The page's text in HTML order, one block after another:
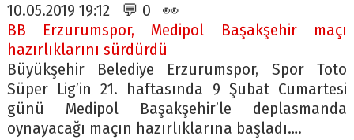
10.05.2019 19:12 💬 0 👀
BB Erzurumspor, Medipol Başakşehir maçı
hazırlıklarını sürdürdü
Büyükşehir Belediye Erzurumspor, Spor Toto
Süper Lig’in 21. haftasında 9 Şubat Cumartesi
günü Medipol Başakşehir’le deplasmanda
oynayacağı maçın hazırlıklarına başladı….